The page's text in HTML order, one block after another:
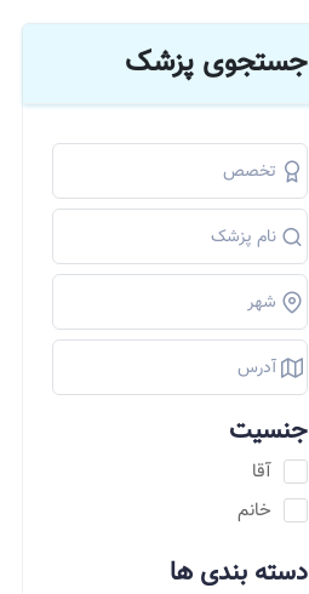
جستجوی پزشک
جنسیت
آقا
خانم
دسته بندی ها